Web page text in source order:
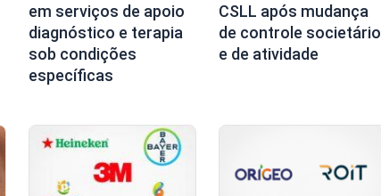
em serviços de apoio
diagnóstico e terapia
sob condições
específicas
CSLL após mudança
de controle societário
e de atividade